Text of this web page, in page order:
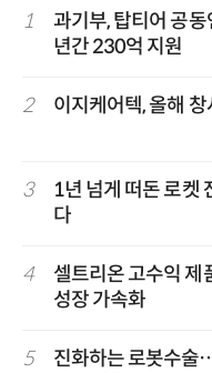
1
과기부, 탑티어 공
년간 230억 지원
2 이지케어텍, 올해
3
1년 넘게 떠돈 로켓
다
4
셀트리온 고수익
성장 가속화
5 진화하는 로봇수